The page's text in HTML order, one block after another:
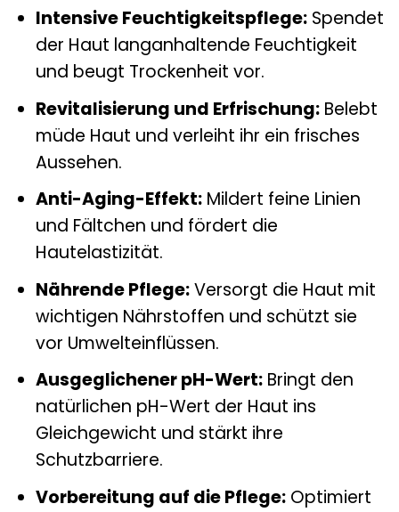
Intensive Feuchtigkeitspflege:Spendet
der Haut langanhaltende Feuchtigkeit
und beugt Trockenheit vor.
Revitalisierung und Erfrischung:Belebt
müde Haut und verleiht ihr ein frisches
Aussehen.
Anti-Aging-Effekt:Mildert feine Linien
und Fältchen und fördert die
Hautelastizität.
Nährende Pflege:Versorgt die Haut mit
wichtigen Nährstoffen und schützt sie
vor Umwelteinflüssen.
Ausgeglichener pH-Wert:Bringt den
natürlichen pH-Wert der Haut ins
Gleichgewicht und stärkt ihre
Schutzbarriere.
Vorbereitung auf die Pflege:Optimiert